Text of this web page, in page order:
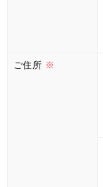
ご住所 ※